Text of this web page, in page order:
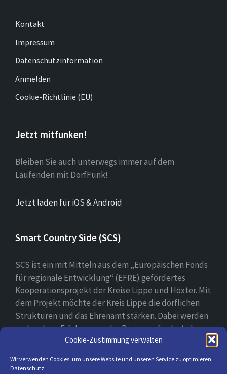
Cookie-Zustimmung verwalten
Wir verwenden Cookies, um unsere Website und unseren Service zu optimieren.
Datenschutz
Kontakt
Impressum
Datenschutzinformation
Anmelden
Cookie-Richtlinie (EU)
Jetzt mitfunken!
Bleiben Sie auch unterwegs immer auf dem
Laufenden mit DorfFunk!
Jetzt laden für iOS & Android
Smart Country Side (SCS)
SCS ist ein mit Mitteln aus dem „Europäischen Fonds
für regionale Entwicklung“ (EFRE) gefördertes
Kooperationsprojekt der Kreise Lippe und Höxter. Mit
dem Projekt möchte der Kreis Lippe die dörflichen
Strukturen und das Ehrenamt stärken. Dabei werden
vorhandene Erfahrungen der Bürger gefördert, ihre
digitale Kompetenz gestärkt und bei der Erprobung